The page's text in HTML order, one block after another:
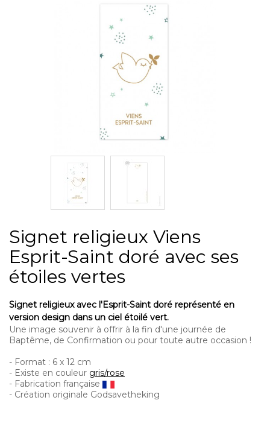
Signet religieux Viens
Esprit-Saint doré avec ses
étoiles vertes
Signet religieux avec l'Esprit-Saint doré représenté en
version design dans un ciel étoilé vert.
Une image souvenir à offrir à la fin d'une journée de
Baptême, de Confirmation ou pour toute autre occasion !
- Format : 6 x 12 cm
- Existe en couleur gris/rose
- Fabrication française
- Création originale Godsavetheking